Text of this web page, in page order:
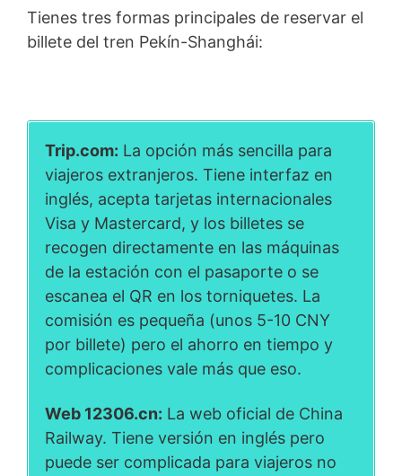
Tienes tres formas principales de reservar el
billete del tren Pekín-Shanghái:
Trip.com: La opción más sencilla para
viajeros extranjeros. Tiene interfaz en
inglés, acepta tarjetas internacionales
Visa y Mastercard, y los billetes se
recogen directamente en las máquinas
de la estación con el pasaporte o se
escanea el QR en los torniquetes. La
comisión es pequeña (unos 5-10 CNY
por billete) pero el ahorro en tiempo y
complicaciones vale más que eso.
Web 12306.cn: La web oficial de China
Railway. Tiene versión en inglés pero
puede ser complicada para viajeros no